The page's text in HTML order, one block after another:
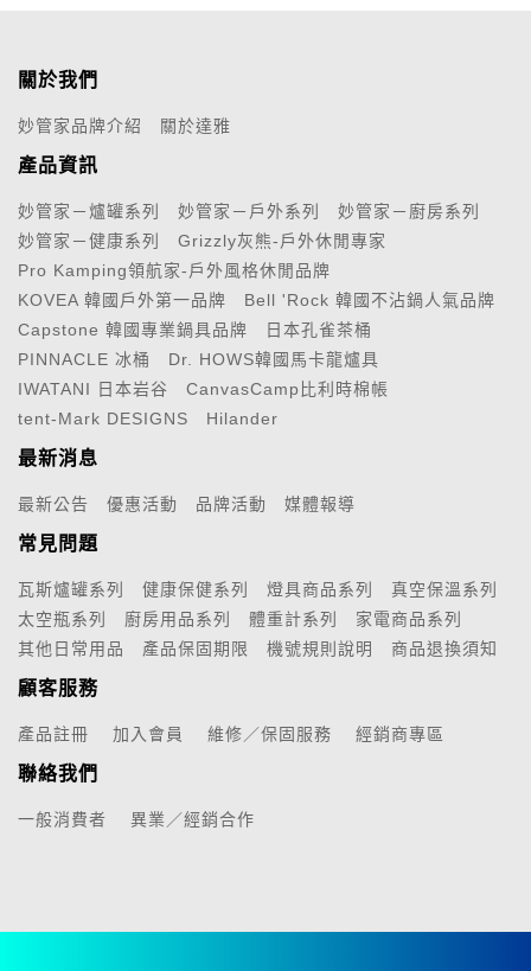
關於我們
妙管家品牌介紹 關於達雅
產品資訊
妙管家－爐罐系列 妙管家－戶外系列
妙管家－廚房系列
妙管家－健康系列
Grizzly灰熊-戶外休閒專家
Pro Kamping領航家-戶外風格休閒品牌
KOVEA 韓國戶外第一品牌
Bell 'Rock 韓國不沾鍋人氣品牌
Capstone 韓國專業鍋具品牌
日本孔雀茶桶
PINNACLE 冰桶
Dr. HOWS韓國馬卡龍爐具
IWATANI 日本岩谷
CanvasCamp比利時棉帳
tent-Mark DESIGNS
Hilander
最新消息
最新公告 優惠活動 品牌活動 媒體報導
常見問題
瓦斯爐罐系列 健康保健系列 燈具商品系列
真空保溫系列
太空瓶系列
廚房用品系列 體重計系列
家電商品系列
其他日常用品
產品保固期限 機號規則說明 商品退換須知
顧客服務
產品註冊 加入會員 維修／保固服務 經銷商專區
聯絡我們
一般消費者 異業／經銷合作